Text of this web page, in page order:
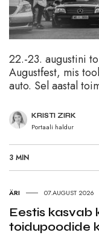
22.-23. augustini
Augustfest, mis
auto. Sel aastal
KRISTI ZIRK
Portaali haldur
3 MIN
ÄRI 07.AUGUST 2026
Eestis kasvab
toidupoodide